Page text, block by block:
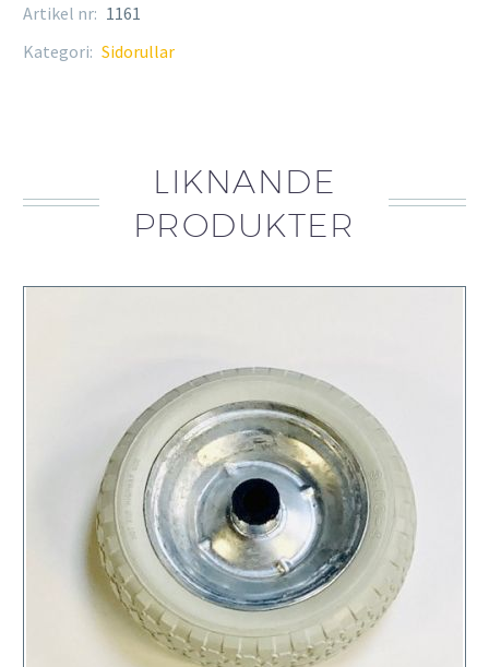
Artikel nr: 1161
Kategori: Sidorullar
LIKNANDE
PRODUKTER